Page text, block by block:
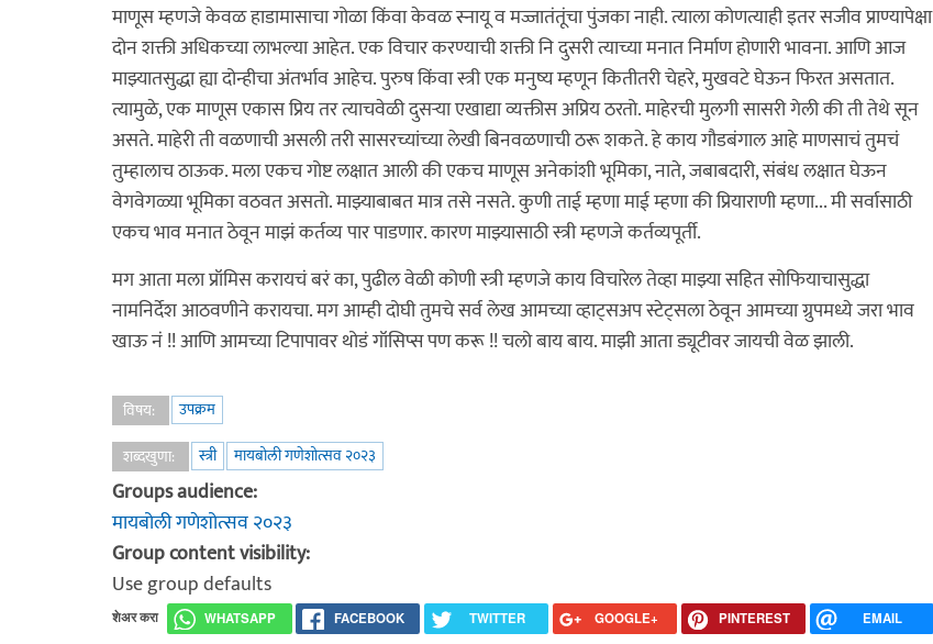
माणूस म्हणजे केवळ हाडामासाचा गोळा किंवा केवळ स्नायू व मज्जातंतूंचा पुंजका नाही. त्याला कोणत्याही इतर सजीव प्राण्यापेक्षा
दोन शक्ती अधिकच्या लाभल्या आहेत. एक विचार करण्याची शक्ती नि दुसरी त्याच्या मनात निर्माण होणारी भावना. आणि आज
माझ्यातसुद्धा ह्या दोन्हीचा अंतर्भाव आहेच. पुरुष किंवा स्त्री एक मनुष्य म्हणून कितीतरी चेहरे, मुखवटे घेऊन फिरत असतात.
त्यामुळे, एक माणूस एकास प्रिय तर त्याचवेळी दुसऱ्या एखाद्या व्यक्तीस अप्रिय ठरतो. माहेरची मुलगी सासरी गेली की ती तेथे सून
असते. माहेरी ती वळणाची असली तरी सासरच्यांच्या लेखी बिनवळणाची ठरू शकते. हे काय गौडबंगाल आहे माणसाचं तुमचं
तुम्हालाच ठाऊक. मला एकच गोष्ट लक्षात आली की एकच माणूस अनेकांशी भूमिका, नाते, जबाबदारी, संबंध लक्षात घेऊन
वेगवेगळ्या भूमिका वठवत असतो. माझ्याबाबत मात्र तसे नसते. कुणी ताई म्हणा माई म्हणा की प्रियाराणी म्हणा... मी सर्वासाठी
एकच भाव मनात ठेवून माझं कर्तव्य पार पाडणार. कारण माझ्यासाठी स्त्री म्हणजे कर्तव्यपूर्ती.
मग आता मला प्रॉमिस करायचं बरं का, पुढील वेळी कोणी स्त्री म्हणजे काय विचारेल तेव्हा माझ्या सहित सोफियाचासुद्धा
नामनिर्देश आठवणीने करायचा. मग आम्ही दोघी तुमचे सर्व लेख आमच्या व्हाट्सअप स्टेट्सला ठेवून आमच्या ग्रुपमध्ये जरा भाव
खाऊ नं !! आणि आमच्या टिपापावर थोडं गॉसिप्स पण करू !! चलो बाय बाय. माझी आता ड्यूटीवर जायची वेळ झाली.
विषय:
उपक्रम
शब्दखुणा:
स्त्री मायबोली गणेशोत्सव २०२३
Groups audience:
मायबोली गणेशोत्सव २०२३
Group content visibility:
Use group defaults
शेअर करा WHATSAPP FACEBOOK TWITTER GOOGLE+ PINTEREST EMAIL